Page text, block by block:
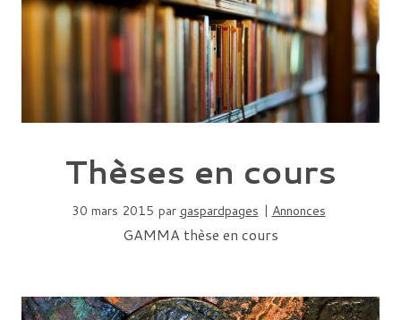
Thèses en cours
30 mars 2015 par gaspardpages | Annonces
GAMMA thèse en cours